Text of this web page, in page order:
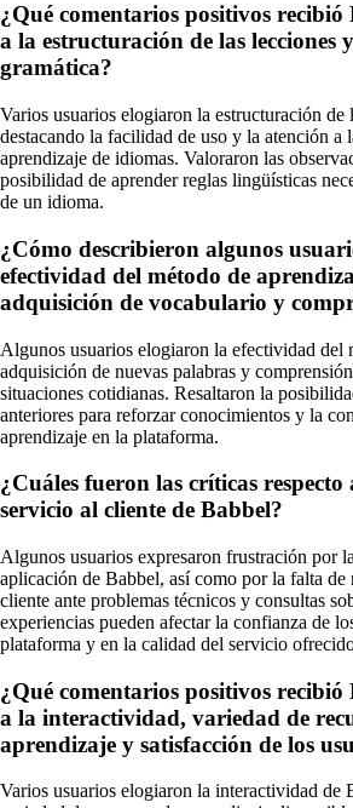
¿Qué comentarios positivos recibió
a la estructuración de las lecciones
gramática?
Varios usuarios elogiaron la estructuración de
destacando la facilidad de uso y la atención a
aprendizaje de idiomas. Valoraron las
posibilidad de aprender reglas lingüísticas
de un idioma.
¿Cómo describieron algunos
efectividad del método de
adquisición de vocabulario y
Algunos usuarios elogiaron la efectividad del
adquisición de nuevas palabras y
situaciones cotidianas. Resaltaron la
anteriores para reforzar conocimientos y la
aprendizaje en la plataforma.
¿Cuáles fueron las críticas
servicio al cliente de Babbel?
Algunos usuarios expresaron frustración por
aplicación de Babbel, así como por la falta de
cliente ante problemas técnicos y consultas
experiencias pueden afectar la confianza de
plataforma y en la calidad del servicio
¿Qué comentarios positivos recibió
a la interactividad, variedad de
aprendizaje y satisfacción de los
Varios usuarios elogiaron la interactividad de